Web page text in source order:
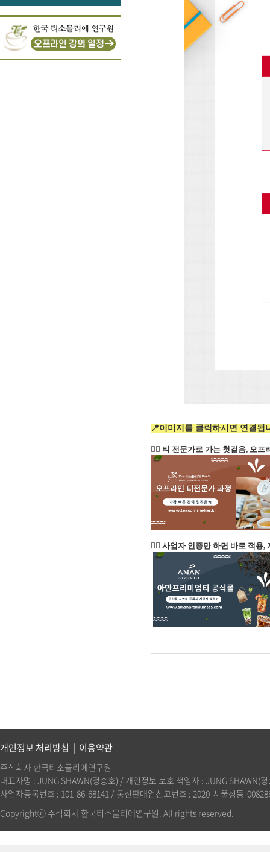
📍이미지를 클릭하시면 연결됩
👉🏻 티 전문가로 가는 첫걸음, 오
👉🏻 사업자 인증만 하면 바로 적용
개인정보 처리방침 | 이용약관
주식회사 한국티소믈리에연구원
대표자명 : JUNG SHAWN(정승호) / 개인정보 보호 책임자 : JUNG
사업자등록번호 : 101-86-68141 / 통신판매업신고번호 : 2020-서울성동-
Copyrightⓒ 주식회사 한국티소믈리에연구원. All rights reserved.